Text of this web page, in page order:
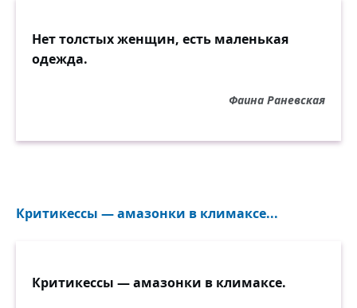
Нет толстых женщин, есть маленькая
одежда.
Фаина Раневская
Критикессы — амазонки в климаксе...
Критикессы — амазонки в климаксе.